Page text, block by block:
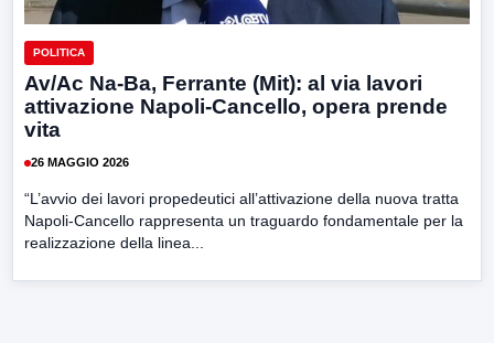
POLITICA
Av/Ac Na-Ba, Ferrante (Mit): al via lavori
attivazione Napoli-Cancello, opera prende
vita
26 MAGGIO 2026
“L’avvio dei lavori propedeutici all’attivazione della nuova tratta
Napoli-Cancello rappresenta un traguardo fondamentale per la
realizzazione della linea...